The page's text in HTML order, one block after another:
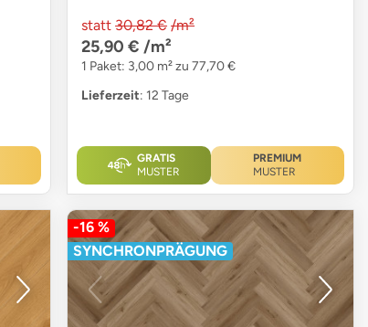
statt 30,82 € /m²
25,90 € /m²
1 Paket: 3,00 m² zu 77,70 €
Lieferzeit: 12 Tage
GRATIS
MUSTER
PREMIUM
MUSTER
-16 %
SYNCHRONPRÄGUNG